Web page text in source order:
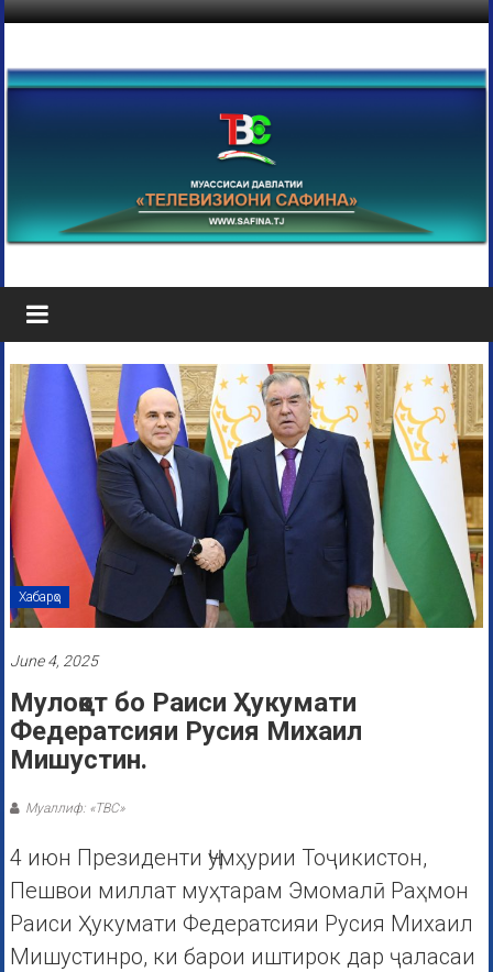
Хабарҳо
June 4, 2025
Мулоқот бо Раиси Ҳукумати
Федератсияи Русия Михаил
Мишустин.
Муаллиф: «ТВС»
4 июн Президенти Ҷумҳурии Тоҷикистон,
Пешвои миллат муҳтарам Эмомалӣ Раҳмон
Раиси Ҳукумати Федератсияи Русия Михаил
Мишустинро, ки барои иштирок дар ҷаласаи